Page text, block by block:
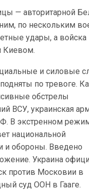
— авторитарной
по нескольким
удары, а
Киевом.
и силовые
по тревоге.
обстрелы
ВСУ, украинская
В экстренном
национальной
и обороны. Введено
Украина
против Московии в
суд ООН в Гааге.